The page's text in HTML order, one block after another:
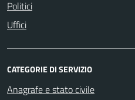
Politici
Uffici
CATEGORIE DI SERVIZIO
Anagrafe e stato civile